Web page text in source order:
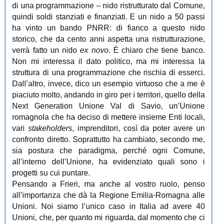
di una programmazione – nido ristrutturato dal Comune,
quindi soldi stanziati e finanziati. E un nido a 50 passi
ha vinto un bando PNRR: di fianco a questo nido
storico, che da cento anni aspetta una ristrutturazione,
verrà fatto un nidoex novo. È chiaro che tiene banco.
Non mi interessa il dato politico, ma mi interessa la
struttura di una programmazione che rischia di esserci.
Dall’altro, invece, dico un esempio virtuoso che a me è
piaciuto molto, andando in giro per i territori, quello della
Next Generation Unione Val di Savio, un’Unione
romagnola che ha deciso di mettere insieme Enti locali,
varistakeholders, imprenditori, così da poter avere un
confronto diretto. Soprattutto ha cambiato, secondo me,
sia postura che paradigma, perché ogni Comune,
all’interno dell’Unione, ha evidenziato quali sono i
progetti su cui puntare.
Pensando a Frieri, ma anche al vostro ruolo, penso
all’importanza che dà la Regione Emilia-Romagna alle
Unioni. Noi siamo l’unico caso in Italia ad avere 40
Unioni, che, per quanto mi riguarda, dal momento che ci